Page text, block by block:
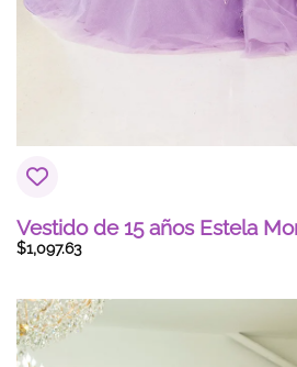
Vestido de 15 años Estela
$1,097.63